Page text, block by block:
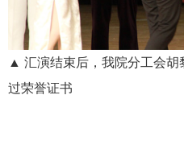
▲ 汇演结束后，我院分工会
过荣誉证书